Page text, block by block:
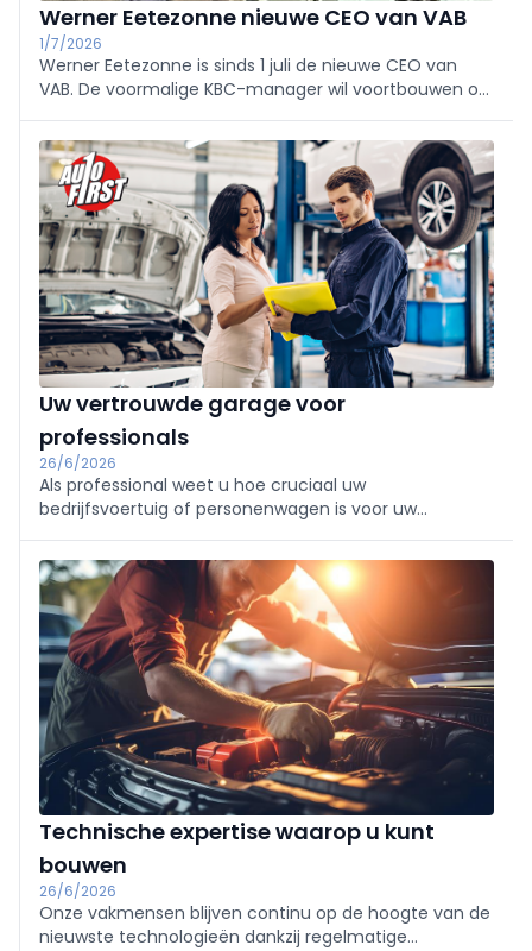
Werner Eetezonne nieuwe CEO van VAB
1/7/2026
Werner Eetezonne is sinds 1 juli de nieuwe CEO van
VAB. De voormalige KBC-manager wil voortbouwen op
bijzondere aandacht voor digitalisering, AI en de
groeiende rol van tweedehands-EV's.
Uw vertrouwde garage voor
professionals
26/6/2026
Als professional weet u hoe cruciaal uw
bedrijfsvoertuig of personenwagen is voor uw
geen ander. Dankzij een netwerk van meer dan 110
onafhankelijke garages in België biedt AutoFirst een
betrouwbare en efficiënte service voor het
merkonafhankelijk onderhoud van uw voertuig of
wagenpark. U geniet van onderdelen van
constructeurskwaliteit, 2 jaar garantie en perfect
beheersbare tarieven.
Technische expertise waarop u kunt
bouwen
26/6/2026
Onze vakmensen blijven continu op de hoogte van de
nieuwste technologieën dankzij regelmatige